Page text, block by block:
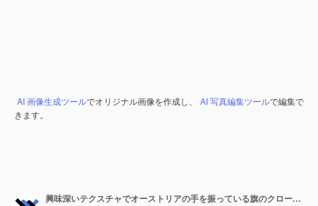
AI 画像生成ツールでオリジナル画像を作成し、 AI 写真編集ツールで編集で
きます。
興味深いテクスチャでオーストリアの手を振っている旗のクローズアップショット